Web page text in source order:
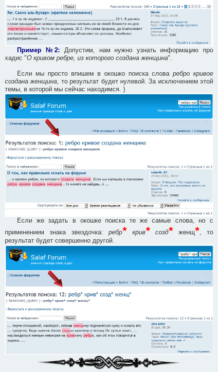
Пример №2: Допустим, нам нужно узнать информацию про
хадис "О кривом ребре, из которого создана женщина".
Если мы просто впишем в окошко поиска слова ребро кривое
создана женщина, то результат будет нулевой. За исключением этой
темы, в которой мы сейчас находимся. )
Если же задать в окошке поиска те же самые слова, но с
применением знака звездочка:ребр* крив*созд* женщ* , то
результат будет совершенно другой.